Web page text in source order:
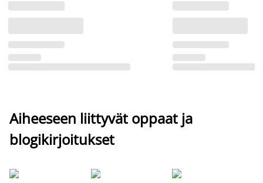
Aiheeseen liittyvät oppaat ja
blogikirjoitukset